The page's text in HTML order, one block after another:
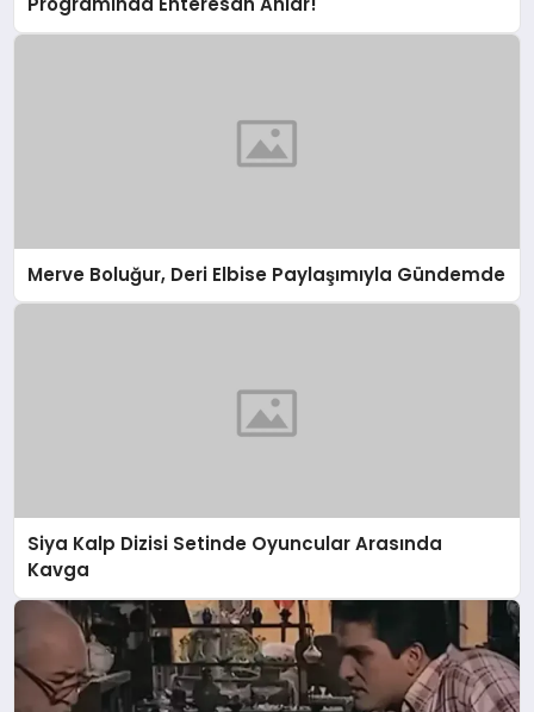
Merve Boluğur, Deri Elbise Paylaşımıyla Gündemde
Siya Kalp Dizisi Setinde Oyuncular Arasında
Kavga